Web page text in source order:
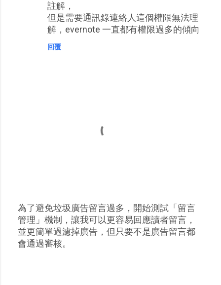
註解，
但是需要通訊錄連絡人這個權限無法理
解，evernote 一直都有權限過多的傾向
回覆
張
貼
留
為了避免垃圾廣告留言過多，開始測試「留言
管理」機制，讓我可以更容易回應讀者留言，
並更簡單過濾掉廣告，但只要不是廣告留言都
會通過審核。